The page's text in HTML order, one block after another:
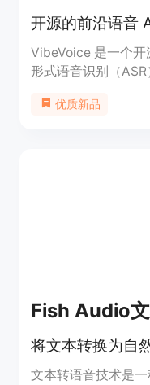
VibeVoice 是一个开
形式语音识别（
率处理长序列，并
优质新品
Fish Audio
将文本转换为自
文本转语音技术是